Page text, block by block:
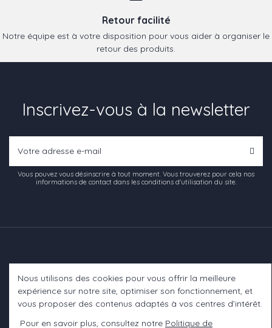
Retour facilité
Notre équipe est à votre disposition pour vous aider à organiser le
retour des produits.
Inscrivez-vous à la newsletter
Vous pouvez vous désinscrire à tout moment. Vous trouverez pour cela nos
informations de contact dans les conditions d'utilisation du site.
Informations
Nous utilisons des cookies pour vous offrir la meilleure
expérience sur notre site, optimiser son fonctionnement, et
vous proposer des contenus adaptés à vos centres d’intérêt.
Pour en savoir plus, consultez notre Politique de